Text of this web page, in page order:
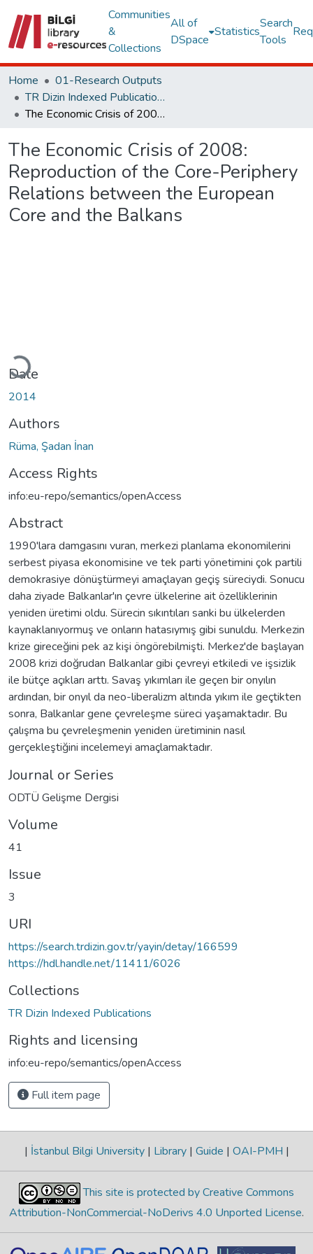
Communities
&
Collections
All of
DSpace
Statistics
Search
Tools
Home
01-Research Outputs
TR Dizin Indexed Publications
The Economic Crisis of 2008: Reproduction of the Core-Periphery Relations between the European Core and the Balkans
The Economic Crisis of 2008:
Reproduction of the Core-Periphery
Relations between the European
Core and the Balkans
Loading...
Date
2014
Authors
Rüma, Şadan İnan
Access Rights
info:eu-repo/semantics/openAccess
Abstract
1990'lara damgasını vuran, merkezi planlama ekonomilerini
serbest piyasa ekonomisine ve tek parti yönetimini çok partili
demokrasiye dönüştürmeyi amaçlayan geçiş süreciydi. Sonucu
daha ziyade Balkanlar'ın çevre ülkelerine ait özelliklerinin
yeniden üretimi oldu. Sürecin sıkıntıları sanki bu ülkelerden
kaynaklanıyormuş ve onların hatasıymış gibi sunuldu. Merkezin
krize gireceğini pek az kişi öngörebilmişti. Merkez'de başlayan
2008 krizi doğrudan Balkanlar gibi çevreyi etkiledi ve işsizlik
ile bütçe açıkları arttı. Savaş yıkımları ile geçen bir onyılın
ardından, bir onyıl da neo-liberalizm altında yıkım ile geçtikten
sonra, Balkanlar gene çevreleşme süreci yaşamaktadır. Bu
çalışma bu çevreleşmenin yeniden üretiminin nasıl
gerçekleştiğini incelemeyi amaçlamaktadır.
Journal or Series
ODTÜ Gelişme Dergisi
Volume
41
Issue
3
URI
https://search.trdizin.gov.tr/yayin/detay/166599
https://hdl.handle.net/11411/6026
Collections
TR Dizin Indexed Publications
Rights and licensing
info:eu-repo/semantics/openAccess
Full item page
| İstanbul Bilgi University | Library | Guide | OAI-PMH |
This site is protected by Creative Commons
Attribution-NonCommercial-NoDerivs 4.0 Unported License.